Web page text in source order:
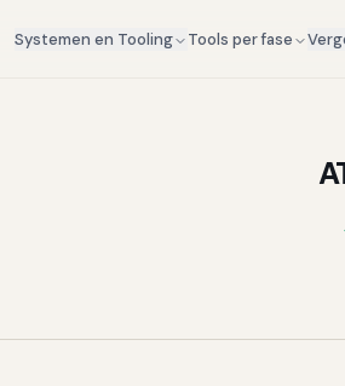
Systemen en Tooling Tools per fase